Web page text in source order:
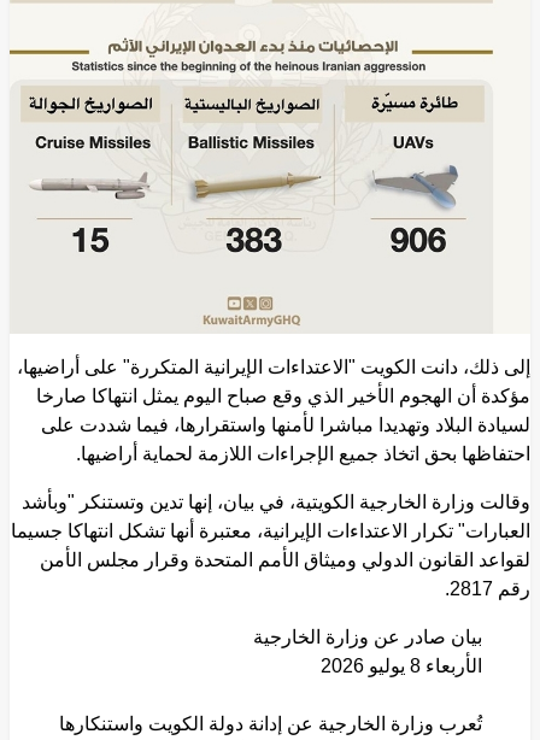
إلى ذلك، دانت الكويت "الاعتداءات الإيرانية المتكررة" على أراضيها،
مؤكدة أن الهجوم الأخير الذي وقع صباح اليوم يمثل انتهاكا صارخا
لسيادة البلاد وتهديدا مباشرا لأمنها واستقرارها، فيما شددت على
احتفاظها بحق اتخاذ جميع الإجراءات اللازمة لحماية أراضيها.
وقالت وزارة الخارجية الكويتية، في بيان، إنها تدين وتستنكر "وبأشد
العبارات" تكرار الاعتداءات الإيرانية، معتبرة أنها تشكل انتهاكا جسيما
لقواعد القانون الدولي وميثاق الأمم المتحدة وقرار مجلس الأمن
رقم 2817.
بيان صادر عن وزارة الخارجية
الأربعاء 8 يوليو 2026
تُعرب وزارة الخارجية عن إدانة دولة الكويت واستنكارها